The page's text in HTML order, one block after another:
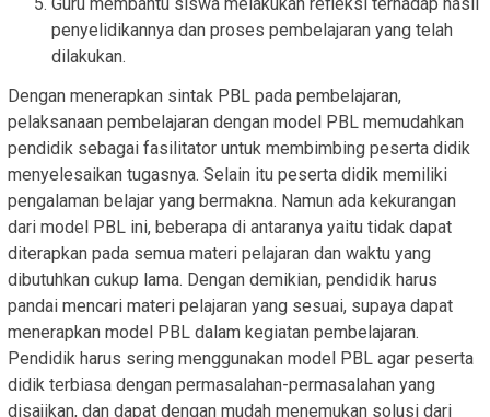
penyelidikannya dan proses pembelajaran yang telah
dilakukan.
Dengan menerapkan sintak PBL pada pembelajaran,
pelaksanaan pembelajaran dengan model PBL memudahkan
pendidik sebagai fasilitator untuk membimbing peserta didik
menyelesaikan tugasnya. Selain itu peserta didik memiliki
pengalaman belajar yang bermakna. Namun ada kekurangan
dari model PBL ini, beberapa di antaranya yaitu tidak dapat
diterapkan pada semua materi pelajaran dan waktu yang
dibutuhkan cukup lama. Dengan demikian, pendidik harus
pandai mencari materi pelajaran yang sesuai, supaya dapat
menerapkan model PBL dalam kegiatan pembelajaran.
Pendidik harus sering menggunakan model PBL agar peserta
didik terbiasa dengan permasalahan-permasalahan yang
disajikan, dan dapat dengan mudah menemukan solusi dari